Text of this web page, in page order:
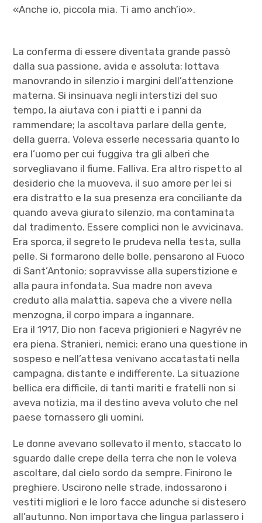
«Anche io, piccola mia. Ti amo anch’io».
La conferma di essere diventata grande passò
dalla sua passione, avida e assoluta: lottava
manovrando in silenzio i margini dell’attenzione
materna. Si insinuava negli interstizi del suo
tempo, la aiutava con i piatti e i panni da
rammendare; la ascoltava parlare della gente,
della guerra. Voleva esserle necessaria quanto lo
era l’uomo per cui fuggiva tra gli alberi che
sorvegliavano il fiume. Falliva. Era altro rispetto al
desiderio che la muoveva, il suo amore per lei si
era distratto e la sua presenza era conciliante da
quando aveva giurato silenzio, ma contaminata
dal tradimento. Essere complici non le avvicinava.
Era sporca, il segreto le prudeva nella testa, sulla
pelle. Si formarono delle bolle, pensarono al Fuoco
di Sant’Antonio; sopravvisse alla superstizione e
alla paura infondata. Sua madre non aveva
creduto alla malattia, sapeva che a vivere nella
menzogna, il corpo impara a ingannare.
Era il 1917, Dio non faceva prigionieri e Nagyrév ne
era piena. Stranieri, nemici: erano una questione in
sospeso e nell’attesa venivano accatastati nella
campagna, distante e indifferente. La situazione
bellica era difficile, di tanti mariti e fratelli non si
aveva notizia, ma il destino aveva voluto che nel
paese tornassero gli uomini.
Le donne avevano sollevato il mento, staccato lo
sguardo dalle crepe della terra che non le voleva
ascoltare, dal cielo sordo da sempre. Finirono le
preghiere. Uscirono nelle strade, indossarono i
vestiti migliori e le loro facce adunche si distesero
all’autunno. Non importava che lingua parlassero i